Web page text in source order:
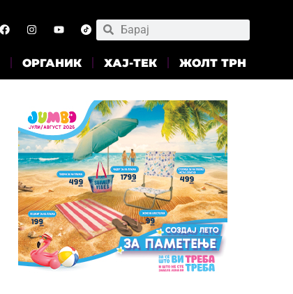
ОРГАНИК ХАЈ-ТЕК ЖОЛТ ТРН